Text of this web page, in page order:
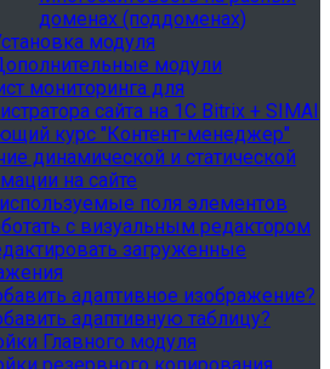
доменах (поддоменах)
модуля
модули
мониторинга для
сайта на 1С Bitrix + SIMAI
курс "Контент-менеджер"
динамической и статической
на сайте
поля элементов
с визуальным редактором
загруженные
адаптивное изображение?
адаптивную таблицу?
Главного модуля